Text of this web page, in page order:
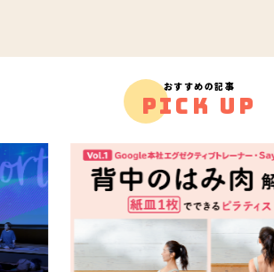
おすすめの記事
PICK UP